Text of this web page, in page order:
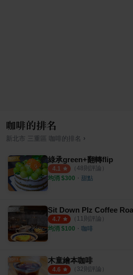
咖啡的排名
新北市 三重區 咖啡 的排名 ›
綠承green+翻轉flip
4.1 （ 48則評論）
均消 $300 ・ 甜點
4.7 （ 11則評論）
均消 $100 ・ 咖啡
木童繪本咖啡
4.6 （ 32則評論）